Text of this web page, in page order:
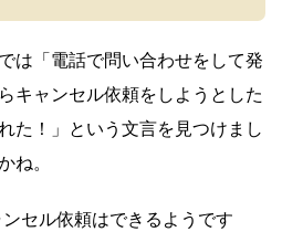
は「電話で問い合わせをして発
キャンセル依頼をしようとした
た！」という文言を見つけまし
ね。
セル依頼はできるようです